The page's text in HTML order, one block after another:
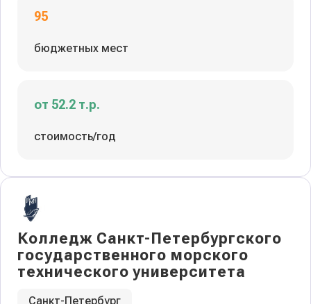
95
бюджетных мест
от 52.2 т.р.
стоимость/год
Колледж Санкт-Петербургского
государственного морского
технического университета
Санкт-Петербург